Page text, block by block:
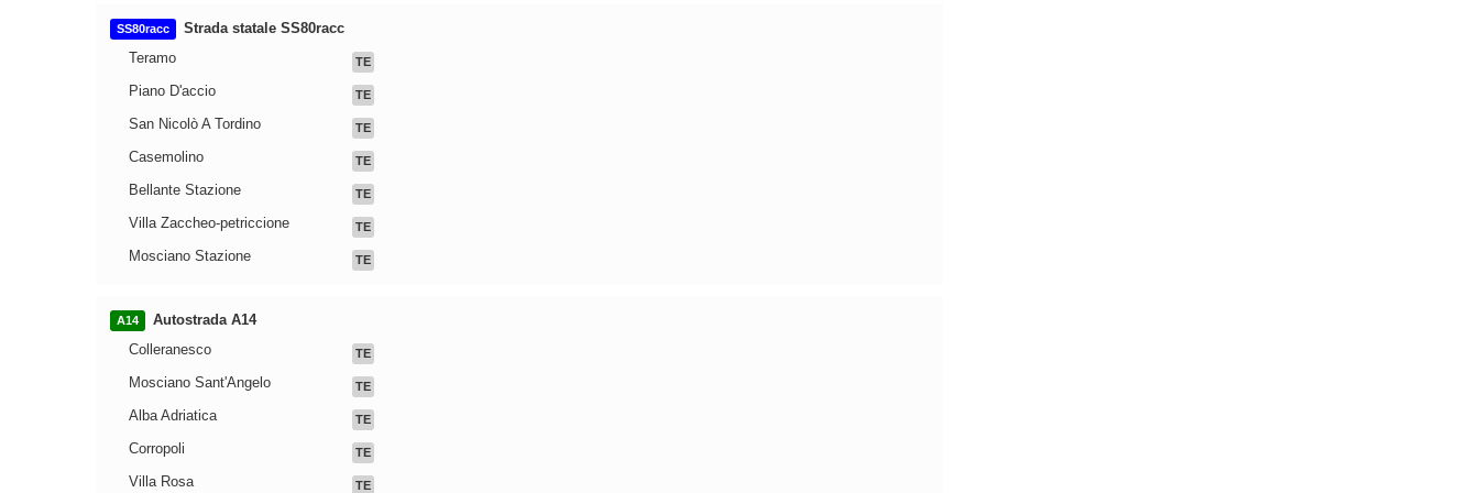
SS80racc
Strada statale SS80racc
Teramo
TE
Piano D'accio TE
San Nicolò A Tordino TE
Casemolino TE
Bellante Stazione TE
Villa Zaccheo-petriccione TE
Mosciano Stazione TE
A14
Autostrada A14
Colleranesco
TE
Mosciano Sant'Angelo TE
Alba Adriatica TE
Corropoli TE
Villa Rosa TE